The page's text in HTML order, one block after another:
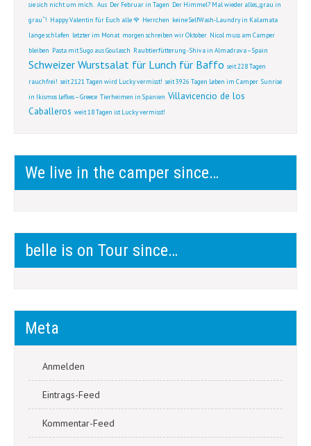
sie sich nicht um mich. Aus Der Februar in Tagen Der Himmel? Mal wieder alles „grau in
grau“! Happy Valentin für Euch alle 🌹 Herrchen keine SelfWash-Laundry in Kalamata
lange schlafen letzter im Monat morgen schreiben wir Oktober Nicol muss am Camper
bleiben Pasta mit Sugo aus Goulasch Raubtierfütterung - Shiva in Almadrava – Spain
Schweizer Wurstsalat für Lunch für Baffo seit 228 Tagen
rauchfrei! seit 2121 Tagen wird Lucky vermisst! seit 3926 Tagen Leben im Camper Sunrise
in Ikismos Lefkes – Greece Tierheimen in Spanien Villavicencio de los
Caballeros weit 18 Tagen ist Lucky vermisst!
We live in the camper since…
belle is on Tour since…
Meta
Anmelden
Eintrags-Feed
Kommentar-Feed